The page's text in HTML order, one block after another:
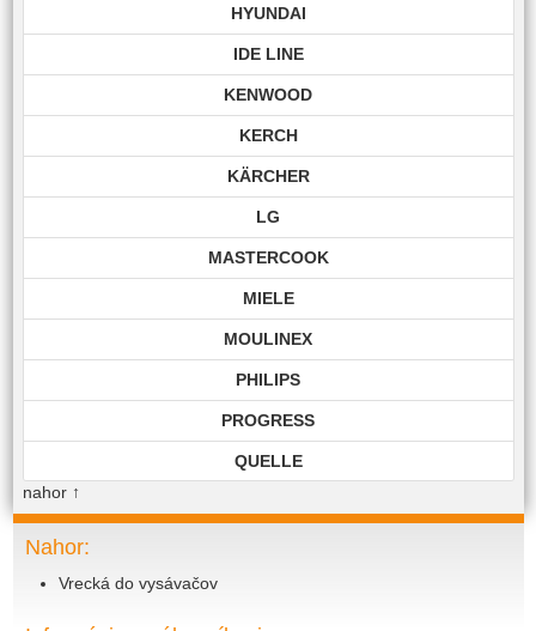
HYUNDAI
IDE LINE
KENWOOD
KERCH
KÄRCHER
LG
MASTERCOOK
MIELE
MOULINEX
PHILIPS
PROGRESS
QUELLE
SIEMENS
nahor↑
Nahor:
Vrecká do vysávačov